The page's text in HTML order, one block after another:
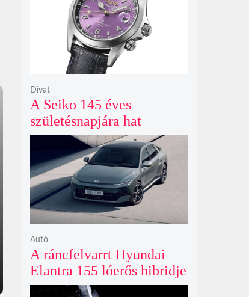
A Seiko 145 éves
születésnapjára hat
limitált kiadású Edo-lila
számlapos modellt hozott
ki
Divat
A ráncfelvarrt Hyundai
Elantra 155 lóerős hibridje
és prémium utastere
Autó